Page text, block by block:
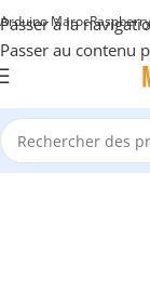
Passer à la
Passer au contenu
Arduino Maroc